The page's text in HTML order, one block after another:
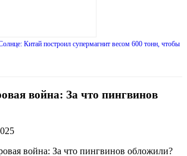
Китай построил супермагнит весом 600 тонн, чтобы
война: За что пингвинов